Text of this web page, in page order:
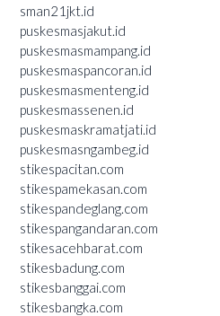
sman21jkt.id
puskesmasjakut.id
puskesmasmampang.id
puskesmaspancoran.id
puskesmasmenteng.id
puskesmassenen.id
puskesmaskramatjati.id
puskesmasngambeg.id
stikespacitan.com
stikespamekasan.com
stikespandeglang.com
stikespangandaran.com
stikesacehbarat.com
stikesbadung.com
stikesbanggai.com
stikesbangka.com